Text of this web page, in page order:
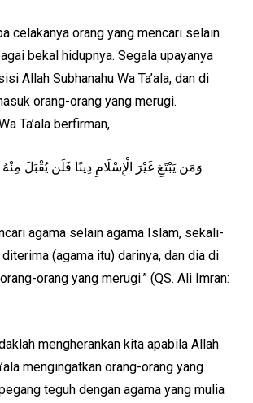
celakanya orang yang mencari selain
bekal hidupnya. Segala upayanya
Allah Subhanahu Wa Ta’ala, dan di
orang-orang yang merugi.
Ta’ala berfirman,
وَمَن يَبْتَغِ غَيْرَ الْإِسْلَامِ دِينًا فَلَن يُقْبَلَ
agama selain agama Islam, sekali-
(agama itu) darinya, dan dia di
orang yang merugi.” (QS. Ali Imran:
mengherankan kita apabila Allah
mengingatkan orang-orang yang
teguh dengan agama yang mulia